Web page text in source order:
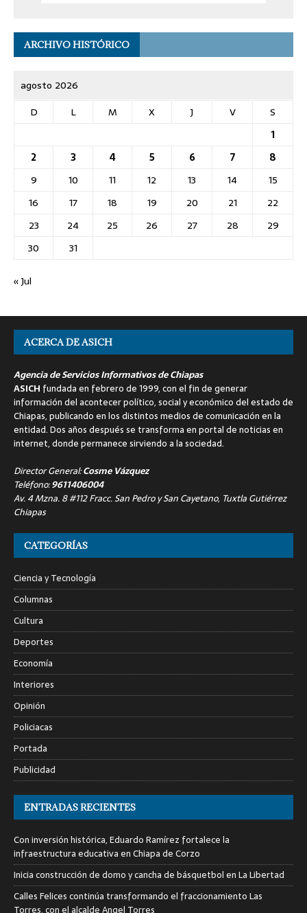
ARCHIVO HISTÓRICO
agosto 2026
D
L M X J V
S
1
2
3 4 5 6 7
8
9
10 11 12 13 14
15
16
17 18 19 20 21
22
23
24 25 26 27 28
29
30
31
« Jul
ACERCA DE ASICH
Agencia de Servicios Informativos de Chiapas
ASICH fundada en febrero de 1999, con el fin de generar
información del acontecer político, social y económico del estado de
Chiapas, publicando en los distintos medios de comunicación en la
entidad. Dos años después se transforma en portal de noticias en
internet, donde permanece sirviendo a la sociedad.
Director General:Cosme Vázquez
Teléfono:9611406004
Av. 4 Mzna. 8 #112 Fracc. San Pedro y San Cayetano, Tuxtla Gutiérrez
Chiapas
CATEGORÍAS
Ciencia y Tecnología
Columnas
Cultura
Deportes
Economía
Interiores
Opinión
Policiacas
Portada
Publicidad
ENTRADAS RECIENTES
Con inversión histórica, Eduardo Ramírez fortalece la
infraestructura educativa en Chiapa de Corzo
Inicia construcción de domo y cancha de básquetbol en La Libertad
Calles Felices continúa transformando el fraccionamiento Las
Torres, con el alcalde Angel Torres